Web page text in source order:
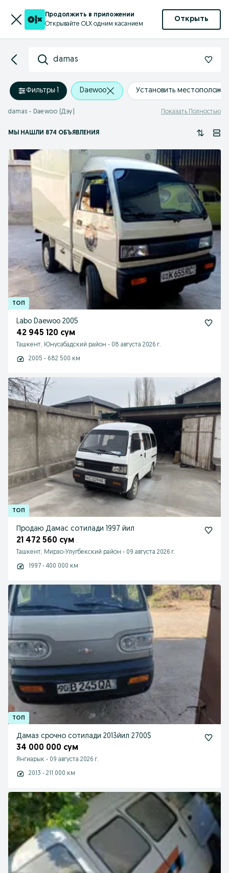
Продолжить в приложении
Открывайте OLX одним касанием
Открыть
damas
Фильтры·1 Daewoo Установить
damas - Daewoo (Дэу) Показать Полностью
МЫ НАШЛИ 874 ОБЪЯВЛЕНИЯ
Labo Daewoo 2005
42 945 120 сум
Ташкент, Юнусабадский район - 08 августа 2026 г.
2005 - 682 500 км
Продаю Дамас сотилади 1997 йил
21 472 560 сум
Ташкент, Мирзо-Улугбекский район - 09 августа 2026 г.
1997 - 400 000 км
Дамаз срочно сотилади 2013йил 2700$
34 000 000 сум
Янгиарык - 09 августа 2026 г.
2013 - 211 000 км